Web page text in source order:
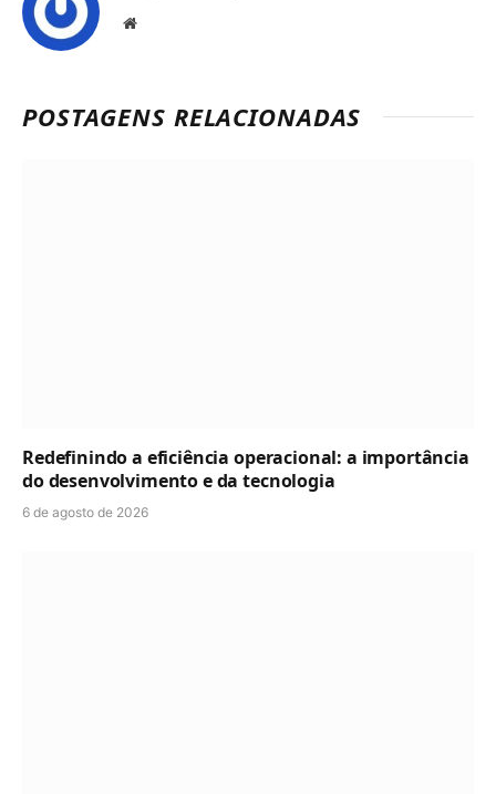
Website
POSTAGENS RELACIONADAS
Redefinindo a eficiência operacional: a importância
do desenvolvimento e da tecnologia
6 de agosto de 2026